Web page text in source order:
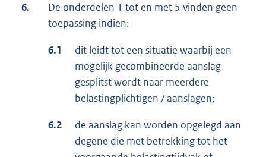
6.
De onderdelen 1 tot en met 5 vinden geen
toepassing indien:
6.1
dit leidt tot een situatie waarbij een
mogelijk gecombineerde aanslag
gesplitst wordt naar meerdere
belastingplichtigen / aanslagen;
6.2
de aanslag kan worden opgelegd aan
degene die met betrekking tot het